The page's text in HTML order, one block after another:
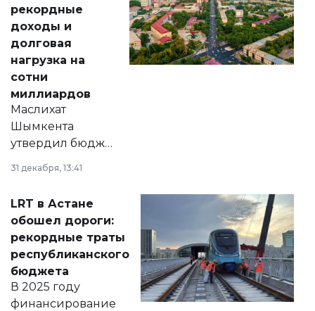
рекордные
доходы и
долговая
нагрузка на
сотни
миллиардов
Маслихат
Шымкента
утвердил бюджет
города на 2026–
2028 годы.
документ
появился в базе
нормативных
правовых актов и
на сайте маслихат
города.
31 декабря, 13:41
LRT в Астане
обошел дороги:
рекордные траты
республиканского
бюджета
В 2025 году
финансирование